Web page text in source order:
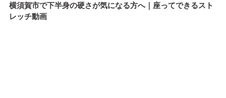
横須賀市で下半身の硬さが気になる方へ｜座ってできるスト
レッチ動画